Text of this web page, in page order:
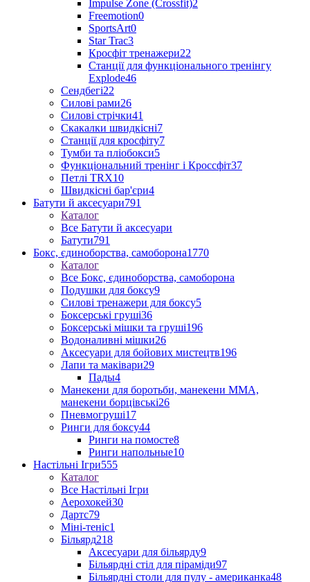
Impulse Zone (Crossfit)2
Freemotion0
SportsArt0
Star Trac3
Кросфіт тренажери22
Станції для функціонального тренінгу
Explode46
Сендбегі22
Силові рами26
Силові стрічки41
Скакалки швидкісні7
Станції для кросфіту7
Тумби та пліобокси5
Функціональний тренінг і Кроссфіт37
Петлі TRX10
Швидкісні бар'єри4
Батути й аксесуари791
Каталог
Все Батути й аксесуари
Батути791
Бокс, єдиноборства, самоборона1770
Каталог
Все Бокс, єдиноборства, самоборона
Подушки для боксу9
Силові тренажери для боксу5
Боксерські груші36
Боксерські мішки та груші196
Водоналивні мішки26
Аксесуари для бойових мистецтв196
Лапи та маківари29
Пады4
Манекени для боротьби, манекени ММА,
манекени борцівські26
Пневмогруші17
Ринги для боксу44
Ринги на помосте8
Ринги напольные10
Настільні Ігри555
Каталог
Все Настільні Ігри
Аерохокей30
Дартс79
Міні-теніс1
Більярд218
Аксесуари для більярду9
Більярдні стіл для піраміди97
Більярдні столи для пулу - американка48